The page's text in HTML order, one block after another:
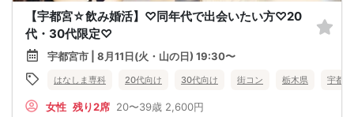
【宇都宮☆飲み婚活】♡同年代で出会いたい方♡20
代・30代限定♡
宇都宮市 | 8月11日(火・山の日) 19:30〜
はなしま専科 20代向け 30代向け 街コン 栃木県 宇都
女性 残り2席 20〜39歳 2,600円